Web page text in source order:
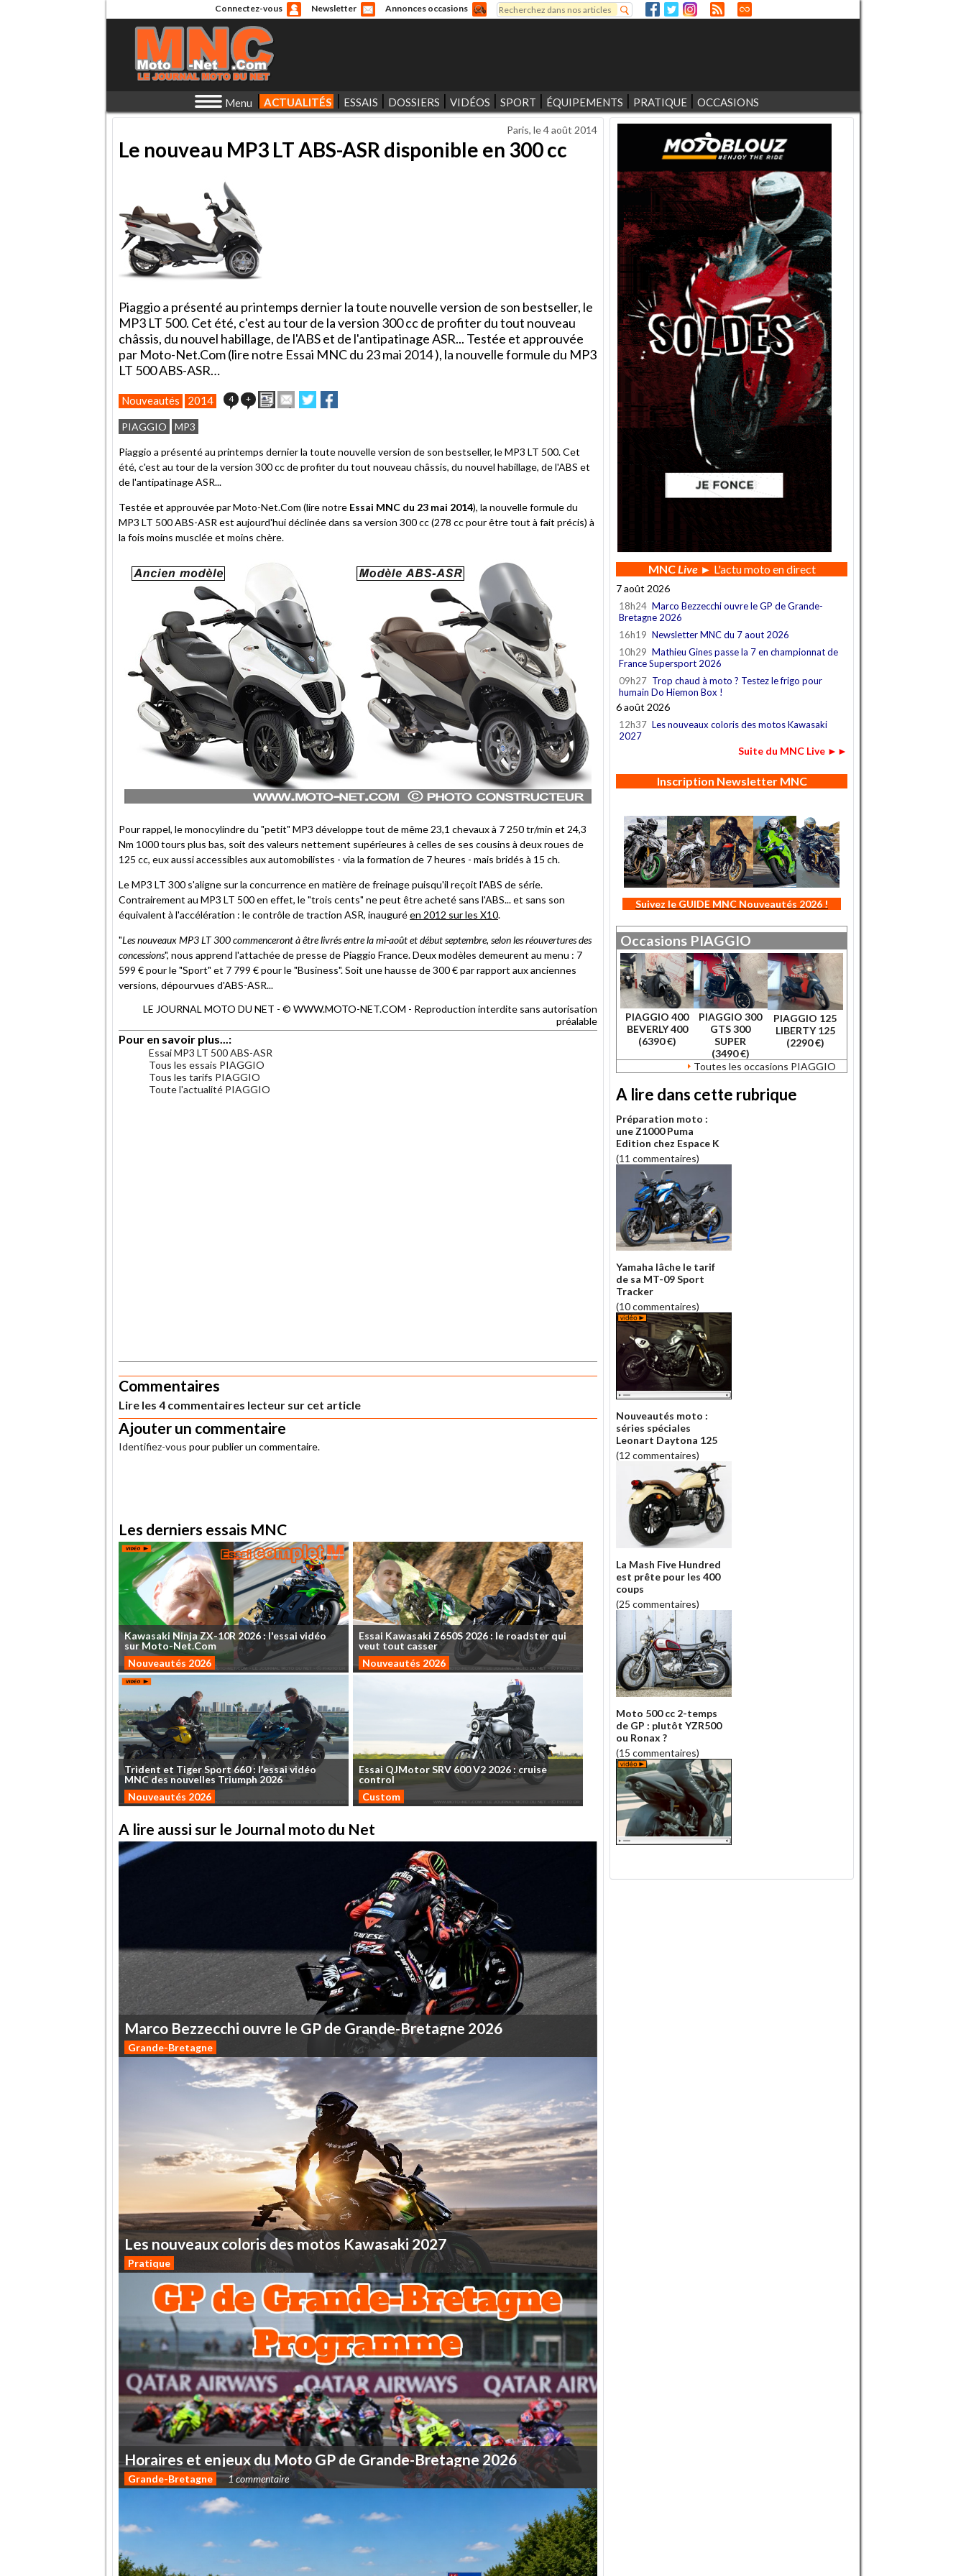
Connectez-vous Newsletter Annonces occasions
Formulaire de recherche
Rechercher
Menu ACTUALITÉS ESSAIS DOSSIERS VIDÉOS SPORT ÉQUIPEMENTS PRATIQUE OCCASIONS
Paris, le4 août 2014
Le nouveau MP3 LT ABS-ASR disponible en 300 cc
Piaggio a présenté au printemps dernier la toute nouvelle version de son bestseller, le
MP3 LT 500. Cet été, c'est au tour de la version 300 cc de profiter du tout nouveau
châssis, du nouvel habillage, de l'ABS et de l'antipatinage ASR... Testée et approuvée
par Moto-Net.Com (lire notre Essai MNC du 23 mai 2014 ), la nouvelle formule du MP3
LT 500 ABS-ASR…
Nouveautés 2014 4 + ImprimerEnvoyer
cet
un
ami
Partager
sur
sur
PIAGGIO MP3
Piaggio a présenté au printemps dernier la toute nouvelle version de son bestseller, le MP3 LT 500. Cet
été, c'est au tour de la version 300 cc de profiter du tout nouveau châssis, du nouvel habillage, de l'ABS et
de l'antipatinage ASR...
Testée et approuvée par Moto-Net.Com (lire notre Essai MNC du 23 mai 2014), la nouvelle formule du
MP3 LT 500 ABS-ASR est aujourd'hui déclinée dans sa version 300 cc (278 cc pour être tout à fait précis) à
la fois moins musclée et moins chère.
Pour rappel, le monocylindre du "petit" MP3 développe tout de même 23,1 chevaux à 7 250 tr/min et 24,3
Nm 1000 tours plus bas, soit des valeurs nettement supérieures à celles de ses cousins à deux roues de
125 cc, eux aussi accessibles aux automobilistes - via la formation de 7 heures - mais bridés à 15 ch.
Le MP3 LT 300 s'aligne sur la concurrence en matière de freinage puisqu'il reçoit l'ABS de série.
Contrairement au MP3 LT 500 en effet, le "trois cents" ne peut être acheté sans l'ABS... et sans son
équivalent à l'accélération : le contrôle de traction ASR, inauguréen 2012 sur les X10.
"Les nouveaux MP3 LT 300 commenceront à être livrés entre la mi-août et début septembre, selon les réouvertures des
concessions", nous apprend l'attachée de presse de Piaggio France. Deux modèles demeurent au menu : 7
599 € pour le "Sport" et 7 799 € pour le "Business". Soit une hausse de 300 € par rapport aux anciennes
versions, dépourvues d'ABS-ASR...
LE JOURNAL MOTO DU NET - © WWW.MOTO-NET.COM - Reproduction interdite sans autorisation
préalable
Pour en savoir plus...:
Essai MP3 LT 500 ABS-ASR
Tous les essais PIAGGIO
Tous les tarifs PIAGGIO
Toute l'actualité PIAGGIO
Commentaires
Lire les 4 commentaires lecteur sur cet article
Ajouter un commentaire
Identifiez-vous pour publier un commentaire.
Les derniers essais MNC
Kawasaki NinjaZX-10R 2026 : l'essai vidéo
sur Moto-Net.Com
Nouveautés 2026
Essai Kawasaki Z650S2026: le roadster qui
veut tout casser
Nouveautés 2026
Trident et TigerSport 660: l'essaividéo
MNCdesnouvelles Triumph2026
Nouveautés 2026
Essai QJMotorSRV 600V2 2026: cruise
control
Custom
A lire aussi sur le Journal moto du Net
Marco Bezzecchi ouvre le GP de Grande-Bretagne 2026
Grande-Bretagne
Lesnouveauxcoloris desmotos Kawasaki 2027
Pratique
Horaires et enjeux du Moto GP de Grande-Bretagne 2026
Grande-Bretagne 1 commentaire
MNCLive► L'actu moto en direct
7 août 2026
18h24 Marco Bezzecchi ouvre le GP de Grande-
Bretagne 2026
16h19 Newsletter MNC du 7 aout 2026
10h29 Mathieu Gines passe la 7 en championnat de
France Supersport 2026
09h27 Trop chaud à moto ? Testez le frigo pour
humain Do Hiemon Box !
6 août 2026
12h37 Les nouveaux coloris des motos Kawasaki
2027
Suite du MNC Live ►►
Inscription Newsletter MNC
Suivez le GUIDE MNC Nouveautés 2026 !
Occasions PIAGGIO
PIAGGIO 400
BEVERLY 400
(6390 €)
PIAGGIO 300
GTS 300
SUPER
(3490 €)
PIAGGIO 125
LIBERTY 125
(2290 €)
Toutes les occasions PIAGGIO
A lire dans cette rubrique
Préparation moto :
une Z1000 Puma
Edition chez Espace K
(11 commentaires)
Yamaha lâche le tarif
de sa MT-09 Sport
Tracker
(10 commentaires)
Nouveautés moto :
séries spéciales
Leonart Daytona 125
(12 commentaires)
La Mash Five Hundred
est prête pour les 400
coups
(25 commentaires)
Moto 500 cc 2-temps
de GP : plutôt YZR500
ou Ronax ?
(15 commentaires)